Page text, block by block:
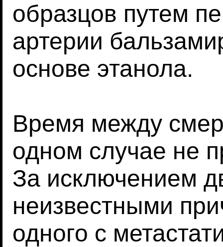
образцов путем
артерии
основе этанола.
Время между
одном случае не
За исключением
неизвестными
одного с